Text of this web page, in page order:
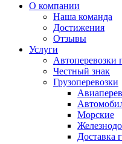
О компании
Наша команда
Достижения
Отзывы
Услуги
Автоперевозки
Честный знак
Грузоперевозки
Морские
Доставка